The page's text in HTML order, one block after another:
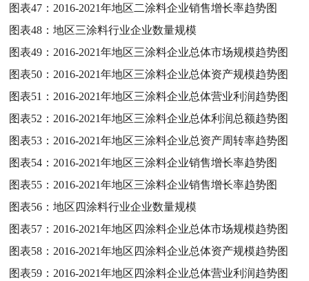
图表47： 2016-2021年地区二涂料企业销售增长率趋势图
图表48：地区三涂料行业企业数量规模
图表49： 2016-2021年地区三涂料企业总体市场规模趋势图
图表50： 2016-2021年地区三涂料企业总体资产规模趋势图
图表51： 2016-2021年地区三涂料企业总体营业利润趋势图
图表52： 2016-2021年地区三涂料企业总体利润总额趋势图
图表53： 2016-2021年地区三涂料企业总资产周转率趋势图
图表54： 2016-2021年地区三涂料企业销售增长率趋势图
图表55： 2016-2021年地区三涂料企业销售增长率趋势图
图表56：地区四涂料行业企业数量规模
图表57： 2016-2021年地区四涂料企业总体市场规模趋势图
图表58： 2016-2021年地区四涂料企业总体资产规模趋势图
图表59： 2016-2021年地区四涂料企业总体营业利润趋势图